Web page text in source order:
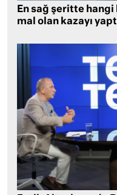
En sağ şeritte
mal olan kazayı